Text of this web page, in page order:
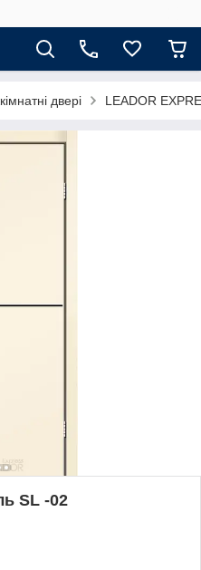
двері LEADOR
SL -02